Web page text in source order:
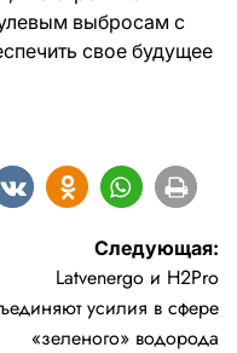
выбросам с
свое будущее
Следующая:
Latvenergo и H2Pro
усилия в сфере
«зеленого» водорода